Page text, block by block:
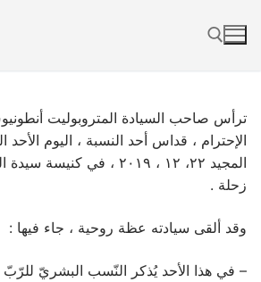
Search for:
ترأس صاحب السيادة المتروبوليت
الإحترام ، قداس أحد النسبة ، اليوم الأحد
المجيد ٢٢، ١٢ ، ٢٠١٩ ، في
زحلة .
وقد ألقى سيادته عظة روحية ، جاء فيها :
– في هذا الأحد يُذكر النّسب البشريّ للرّبّ